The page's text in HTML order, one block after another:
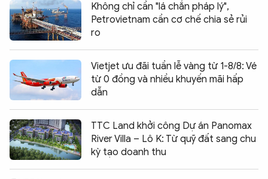
Không chỉ cần "lá chắn pháp lý",
Petrovietnam cần cơ chế chia sẻ rủi
ro
Vietjet ưu đãi tuần lễ vàng từ 1-8/8: Vé
từ 0 đồng và nhiều khuyến mãi hấp
dẫn
TTC Land khởi công Dự án Panomax
River Villa – Lô K: Từ quỹ đất sang chu
kỳ tạo doanh thu